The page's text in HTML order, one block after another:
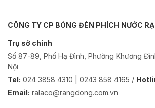
CÔNG TY CP BÓNG ĐÈN PHÍCH NƯỚC
Trụ sở chính
Số 87-89, Phố Hạ Đình, Phường Khương
Nội
Tel: 024 3858 4310 | 0243 858 4165 /
Email: ralaco@rangdong.com.vn